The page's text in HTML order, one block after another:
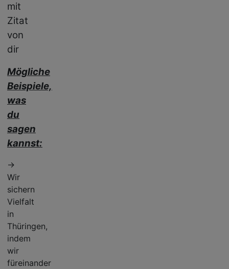
mit
Zitat
von
dir
Mögliche
Beispiele,
was
du
sagen
kannst:
→
Wir
sichern
Vielfalt
in
Thüringen,
indem
wir
füreinander